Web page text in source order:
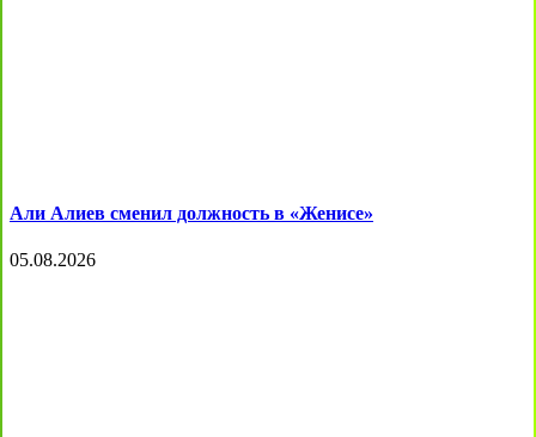
Али Алиев сменил должность в «Женисе»
05.08.2026